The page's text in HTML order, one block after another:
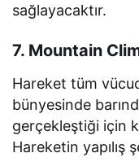
sağlayacaktır.
7. Mountain
Hareket tüm
bünyesinde
gerçekleştiği için
Hareketin yapılış